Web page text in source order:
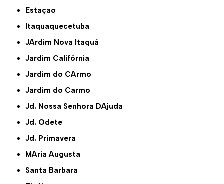
Estação
Itaquaquecetuba
JArdim Nova Itaquá
Jardim Califórnia
Jardim do CArmo
Jardim do Carmo
Jd. Nossa Senhora DAjuda
Jd. Odete
Jd. Primavera
MAria Augusta
Santa Barbara